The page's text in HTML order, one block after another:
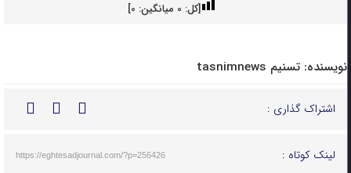
[کل: 0میانگین: 0
]
نویسنده: تسنیم tasnimnews
اشتراک گذاری :
لینک کوتاه : https://eghtesadjournal.com/?p=256426